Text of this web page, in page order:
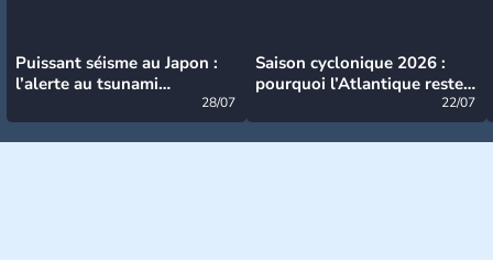
Puissant séisme au Japon :
l’alerte au tsunami
28/07
Saison cyclonique 2026 :
pourquoi l’Atlantique reste
22/07